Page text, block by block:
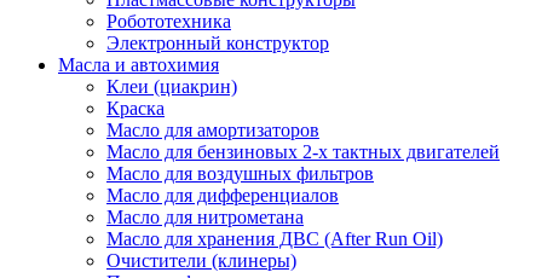
Робототехника
Электронный конструктор
Масла и автохимия
Клеи (циакрин)
Краска
Масло для амортизаторов
Масло для бензиновых 2-х тактных двигателей
Масло для воздушных фильтров
Масло для дифференциалов
Масло для нитрометана
Масло для хранения ДВС (After Run Oil)
Очистители (клинеры)